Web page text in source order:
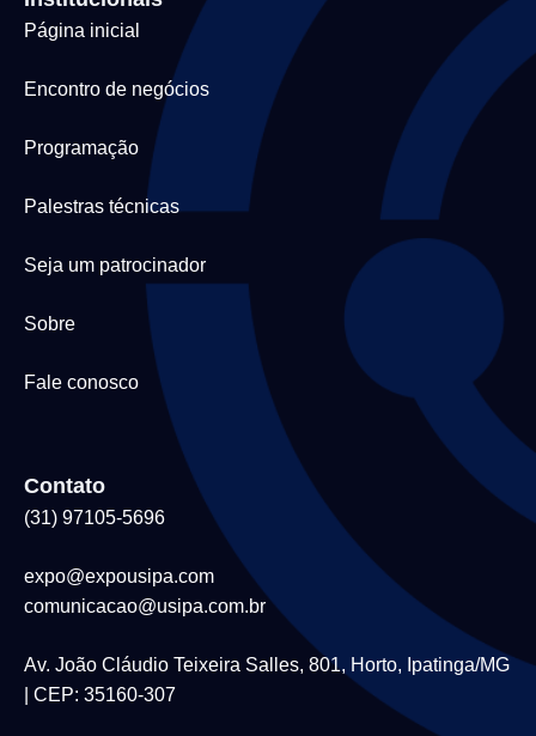
Página inicial
Encontro de negócios
Programação
Palestras técnicas
Seja um patrocinador
Sobre
Fale conosco
Contato
(31) 97105-5696
expo@expousipa.com
comunicacao@usipa.com.br
Av. João Cláudio Teixeira Salles, 801, Horto, Ipatinga/MG
| CEP: 35160-307